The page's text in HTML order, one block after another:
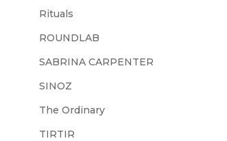
Rituals
ROUNDLAB
SABRINA CARPENTER
SINOZ
The Ordinary
TIRTIR